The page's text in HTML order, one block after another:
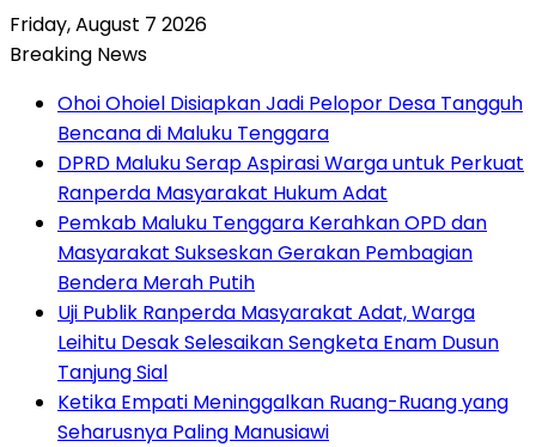
Friday, August 7 2026
Breaking News
Ohoi Ohoiel Disiapkan Jadi Pelopor Desa Tangguh
Bencana di Maluku Tenggara
DPRD Maluku Serap Aspirasi Warga untuk Perkuat
Ranperda Masyarakat Hukum Adat
Pemkab Maluku Tenggara Kerahkan OPD dan
Masyarakat Sukseskan Gerakan Pembagian
Bendera Merah Putih
Uji Publik Ranperda Masyarakat Adat, Warga
Leihitu Desak Selesaikan Sengketa Enam Dusun
Tanjung Sial
Ketika Empati Meninggalkan Ruang-Ruang yang
Seharusnya Paling Manusiawi